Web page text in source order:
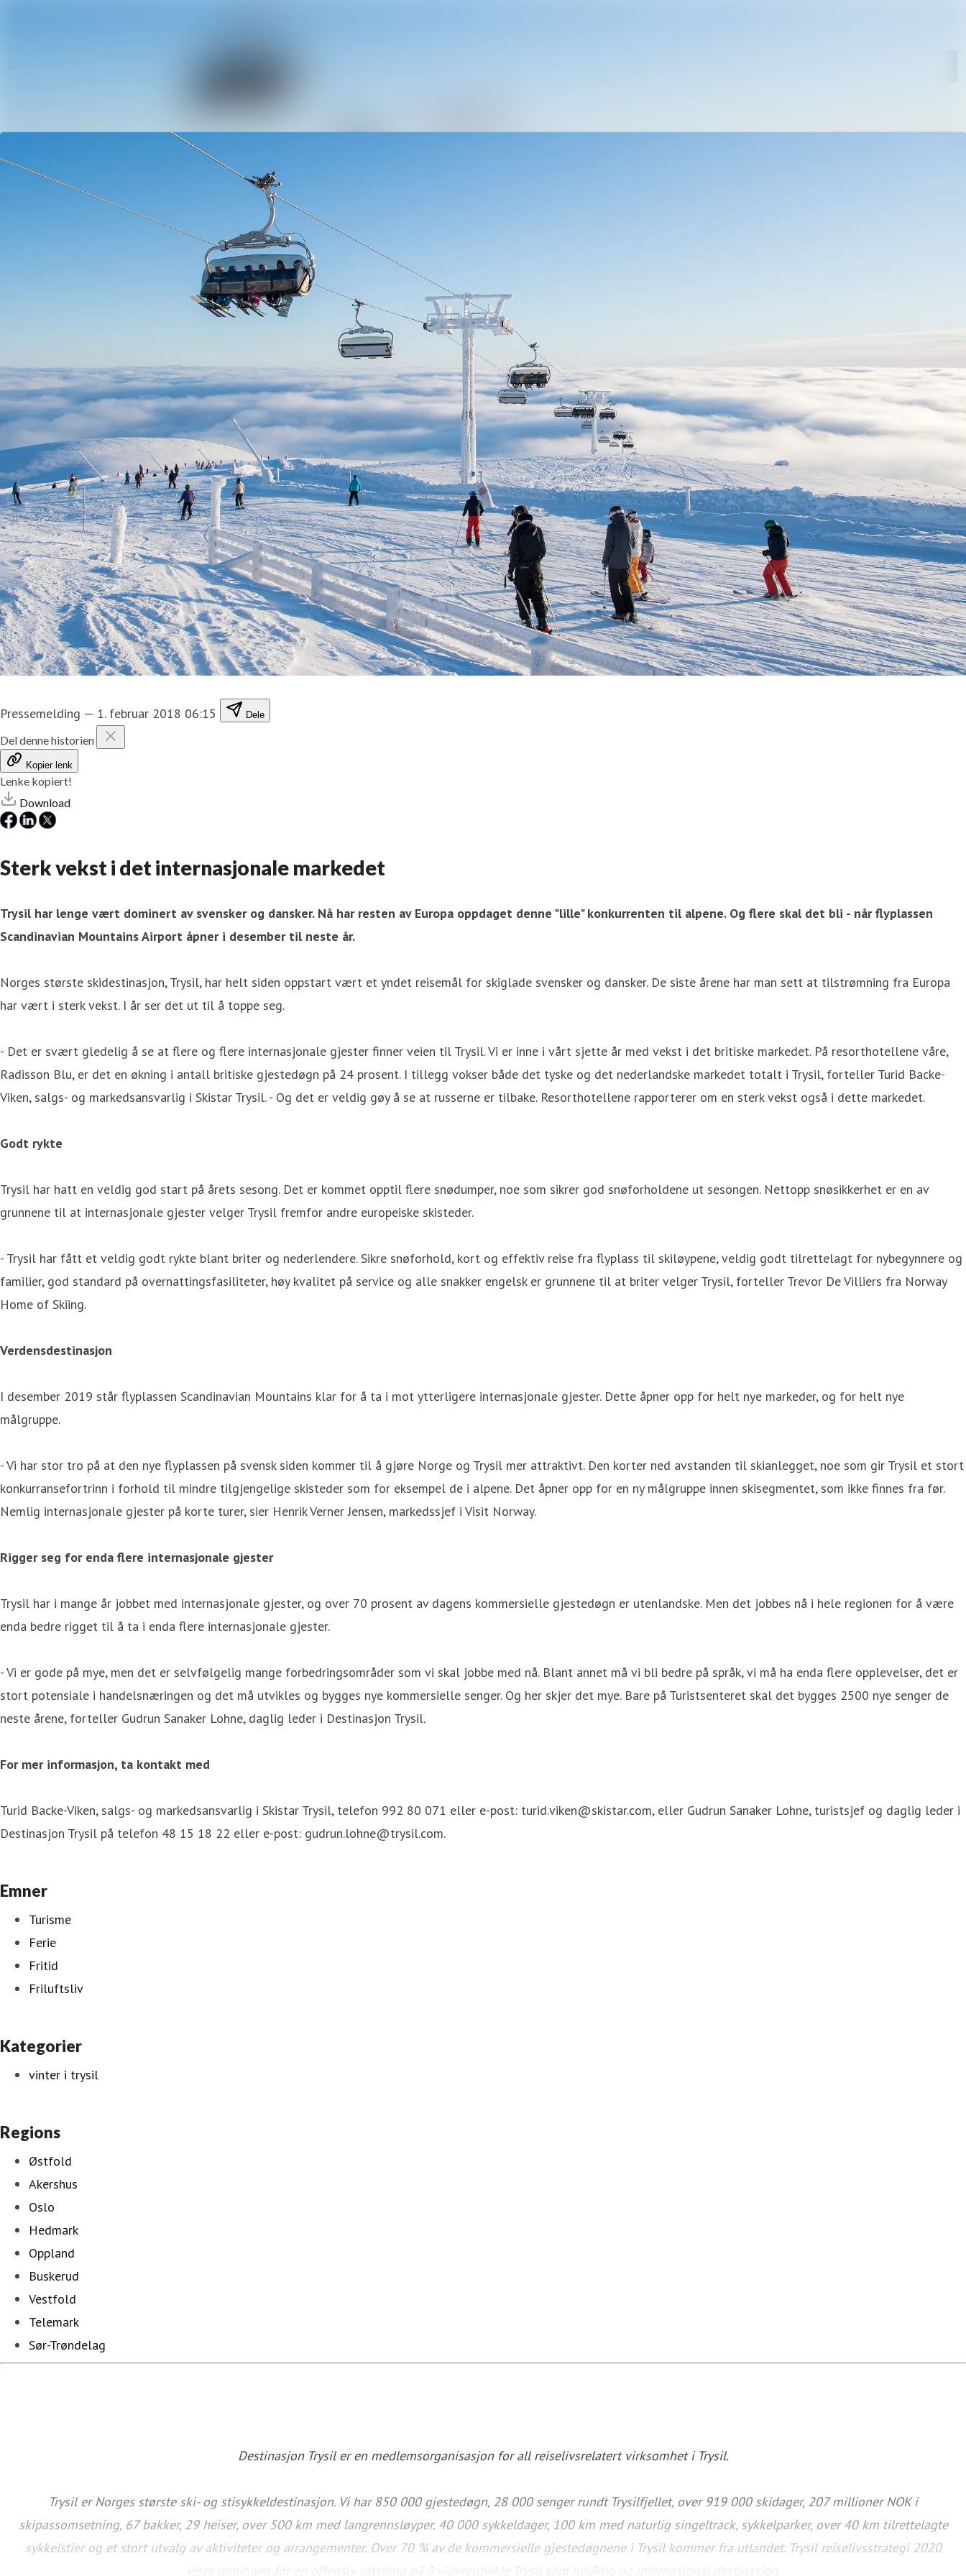
Pressemelding — 1. februar 2018 06:15 Dele
Del denne historien
Kopier lenk
Lenke kopiert!
Download
Sterk vekst i det internasjonale markedet
Trysil har lenge vært dominert av svensker og dansker. Nå har resten av Europa oppdaget denne "lille" konkurrenten til alpene. Og flere skal det bli - når flyplassen
Scandinavian Mountains Airport åpner i desember til neste år.
Norges største skidestinasjon, Trysil, har helt siden oppstart vært et yndet reisemål for skiglade svensker og dansker. De siste årene har man sett at tilstrømning fra Europa
har vært i sterk vekst. I år ser det ut til å toppe seg.
- Det er svært gledelig å se at flere og flere internasjonale gjester finner veien til Trysil. Vi er inne i vårt sjette år med vekst i det britiske markedet. På resorthotellene våre,
Radisson Blu, er det en økning i antall britiske gjestedøgn på 24 prosent. I tillegg vokser både det tyske og det nederlandske markedet totalt i Trysil, forteller Turid Backe-
Viken, salgs- og markedsansvarlig i Skistar Trysil. - Og det er veldig gøy å se at russerne er tilbake. Resorthotellene rapporterer om en sterk vekst også i dette markedet.
Godt rykte
Trysil har hatt en veldig god start på årets sesong. Det er kommet opptil flere snødumper, noe som sikrer god snøforholdene ut sesongen. Nettopp snøsikkerhet er en av
grunnene til at internasjonale gjester velger Trysil fremfor andre europeiske skisteder.
- Trysil har fått et veldig godt rykte blant briter og nederlendere. Sikre snøforhold, kort og effektiv reise fra flyplass til skiløypene, veldig godt tilrettelagt for nybegynnere og
familier, god standard på overnattingsfasiliteter, høy kvalitet på service og alle snakker engelsk er grunnene til at briter velger Trysil, forteller Trevor De Villiers fra Norway
Home of Skiing.
Verdensdestinasjon
I desember 2019 står flyplassen Scandinavian Mountains klar for å ta i mot ytterligere internasjonale gjester. Dette åpner opp for helt nye markeder, og for helt nye
målgruppe.
- Vi har stor tro på at den nye flyplassen på svensk siden kommer til å gjøre Norge og Trysil mer attraktivt. Den korter ned avstanden til skianlegget, noe som gir Trysil et stort
konkurransefortrinn i forhold til mindre tilgjengelige skisteder som for eksempel de i alpene. Det åpner opp for en ny målgruppe innen skisegmentet, som ikke finnes fra før.
Nemlig internasjonale gjester på korte turer, sier Henrik Verner Jensen, markedssjef i Visit Norway.
Rigger seg for enda flere internasjonale gjester
Trysil har i mange år jobbet med internasjonale gjester, og over 70 prosent av dagens kommersielle gjestedøgn er utenlandske. Men det jobbes nå i hele regionen for å være
enda bedre rigget til å ta i enda flere internasjonale gjester.
- Vi er gode på mye, men det er selvfølgelig mange forbedringsområder som vi skal jobbe med nå. Blant annet må vi bli bedre på språk, vi må ha enda flere opplevelser, det er
stort potensiale i handelsnæringen og det må utvikles og bygges nye kommersielle senger. Og her skjer det mye. Bare på Turistsenteret skal det bygges 2500 nye senger de
neste årene, forteller Gudrun Sanaker Lohne, daglig leder i Destinasjon Trysil.
For mer informasjon, ta kontakt med
Turid Backe-Viken, salgs- og markedsansvarlig i Skistar Trysil, telefon 992 80 071 eller e-post: turid.viken@skistar.com, eller Gudrun Sanaker Lohne, turistsjef og daglig leder i
Destinasjon Trysil på telefon 48 15 18 22 eller e-post: gudrun.lohne@trysil.com.
Emner
Turisme
Ferie
Fritid
Friluftsliv
Kategorier
vinter i trysil
Regions
Østfold
Akershus
Oslo
Hedmark
Oppland
Buskerud
Vestfold
Telemark
Sør-Trøndelag
Destinasjon Trysil er en medlemsorganisasjon for all reiselivsrelatert virksomhet i Trysil.
Trysil er Norges største ski- og stisykkeldestinasjon. Vi har 850 000 gjestedøgn, 28 000 senger rundt Trysilfjellet, over 919 000 skidager, 207 millioner NOK i
skipassomsetning, 67 bakker, 29 heiser, over 500 km med langrennsløyper. 40 000 sykkeldager, 100 km med naturlig singeltrack, sykkelparker, over 40 km tilrettelagte
sykkelstier og et stort utvalg av aktiviteter og arrangementer. Over 70 % av de kommersielle gjestedøgnene i Trysil kommer fra utlandet. Trysil reiselivsstrategi 2020
viser retningen for en offensiv satsning på å videreutvikle Trysil som helårlig og internasjonal destinasjon.